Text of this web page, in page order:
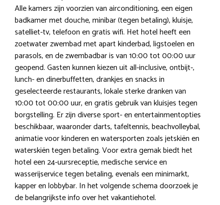
Alle kamers zijn voorzien van airconditioning, een eigen
badkamer met douche, minibar (tegen betaling), kluisje,
satelliet-tv, telefoon en gratis wifi. Het hotel heeft een
zoetwater zwembad met apart kinderbad, ligstoelen en
parasols, en de zwembadbar is van 10:00 tot 00:00 uur
geopend. Gasten kunnen kiezen uit all-inclusive, ontbijt-,
lunch- en dinerbuffetten, drankjes en snacks in
geselecteerde restaurants, lokale sterke dranken van
10:00 tot 00:00 uur, en gratis gebruik van kluisjes tegen
borgstelling. Er zijn diverse sport- en entertainmentopties
beschikbaar, waaronder darts, tafeltennis, beachvolleybal,
animatie voor kinderen en watersporten zoals jetskiën en
waterskiën tegen betaling. Voor extra gemak biedt het
hotel een 24-uursreceptie, medische service en
wasserijservice tegen betaling, evenals een minimarkt,
kapper en lobbybar. In het volgende schema doorzoek je
de belangrijkste info over het vakantiehotel.